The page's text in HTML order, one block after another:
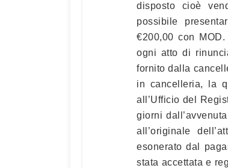
disposto cioè
possibile
€200,00 con
ogni atto di
fornito dalla
in cancelleria, la
all’Ufficio del
giorni
all’originale
esonerato dal
stata accettata e